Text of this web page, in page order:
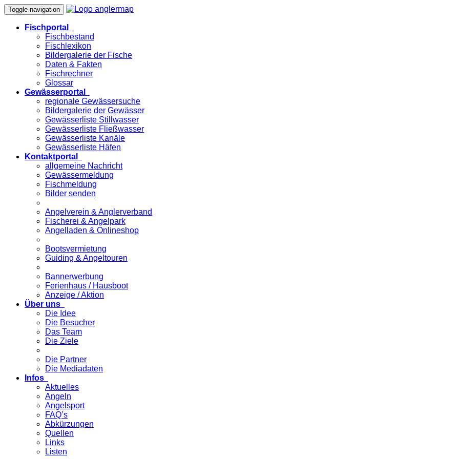
Toggle navigation
Fischportal
Fischbestand
Fischlexikon
Bildergalerie der Fische
Daten & Fakten
Fischrechner
Glossar
Gewässerportal
regionale Gewässersuche
Bildergalerie der Gewässer
Gewässerliste Stillwasser
Gewässerliste Fließwasser
Gewässerliste Kanäle
Gewässerliste Häfen
Kontaktportal
allgemeine Nachricht
Gewässermeldung
Fischmeldung
Bilder senden
Angelverein & Anglerverband
Fischerei & Angelpark
Angelladen & Onlineshop
Bootsvermietung
Guiding & Angeltouren
Bannerwerbung
Ferienhaus / Hausboot
Anzeige / Aktion
Über uns
Die Idee
Die Besucher
Das Team
Die Ziele
Die Partner
Die Mediadaten
Infos
Aktuelles
Angeln
Angelsport
FAQ’s
Abkürzungen
Quellen
Links
Listen